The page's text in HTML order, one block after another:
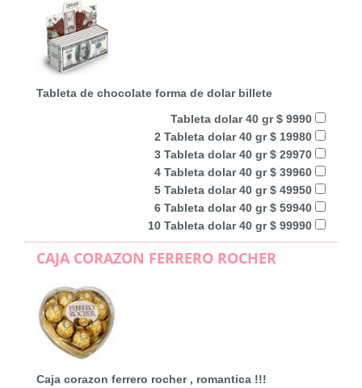
Tableta de chocolate forma de dolar billete
Tableta dolar 40 gr $ 9990
2 Tableta dolar 40 gr $ 19980
3 Tableta dolar 40 gr $ 29970
4 Tableta dolar 40 gr $ 39960
5 Tableta dolar 40 gr $ 49950
6 Tableta dolar 40 gr $ 59940
10 Tableta dolar 40 gr $ 99990
CAJA CORAZON FERRERO ROCHER
Caja corazon ferrero rocher , romantica !!!